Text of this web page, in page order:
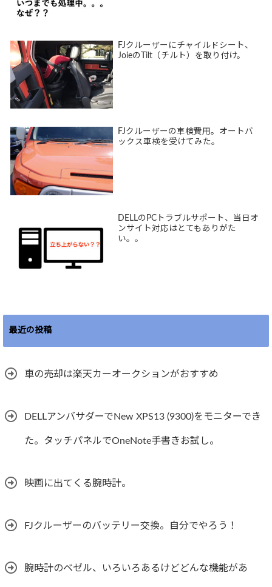
FJクルーザーにチャイルドシート、
JoieのTilt（チルト）を取り付け。
FJクルーザーの車検費用。オートバ
ックス車検を受けてみた。
DELLのPCトラブルサポート、当日オ
ンサイト対応はとてもありがた
い。。
最近の投稿
車の売却は楽天カーオークションがおすすめ
DELLアンバサダーでNew XPS13 (9300)をモニターでき
た。タッチパネルでOneNote手書きお試し。
映画に出てくる腕時計。
FJクルーザーのバッテリー交換。自分でやろう！
腕時計のベゼル、いろいろあるけどどんな機能があ